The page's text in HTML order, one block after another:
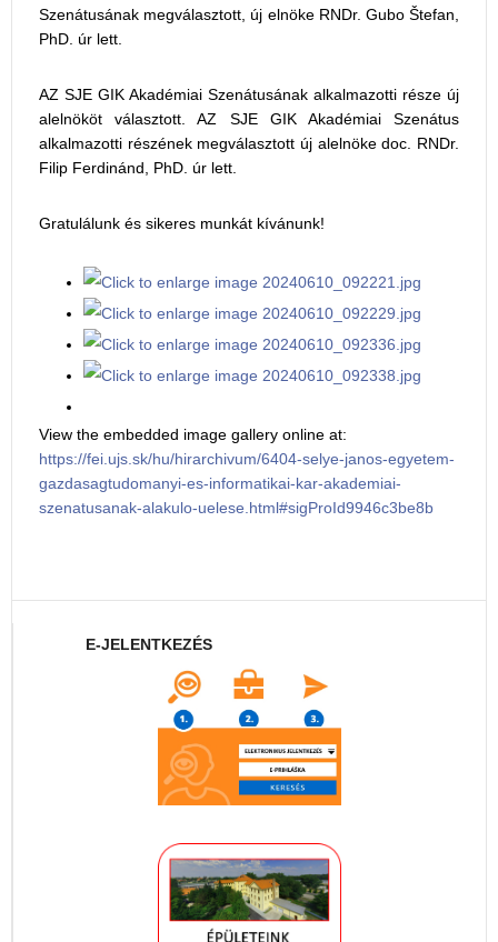
Szenátusának megválasztott, új elnöke RNDr. Gubo Štefan,
PhD. úr lett.
AZ SJE GIK Akadémiai Szenátusának alkalmazotti része új
alelnököt választott. AZ SJE GIK Akadémiai Szenátus
alkalmazotti részének megválasztott új alelnöke doc. RNDr.
Filip Ferdinánd, PhD. úr lett.
Gratulálunk és sikeres munkát kívánunk!
View the embedded image gallery online at:
https://fei.ujs.sk/hu/hirarchivum/6404-selye-janos-egyetem-
gazdasagtudomanyi-es-informatikai-kar-akademiai-
szenatusanak-alakulo-uelese.html#sigProId9946c3be8b
E-JELENTKEZÉS